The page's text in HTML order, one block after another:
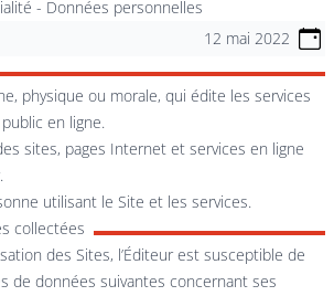
- Données personnelles
12 mai 2022
physique ou morale, qui édite les services
en ligne.
sites, pages Internet et services en ligne
utilisant le Site et les services.
collectées
des Sites, l’Éditeur est susceptible de
de données suivantes concernant ses